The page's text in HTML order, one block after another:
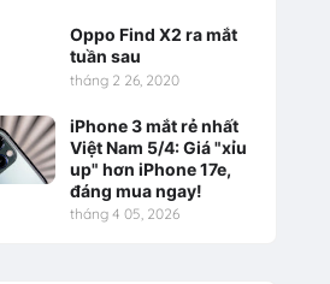
Oppo Find X2 ra mắt
tuần sau
tháng 2 26, 2020
iPhone 3 mắt rẻ nhất
Việt Nam 5/4: Giá "xỉu
up" hơn iPhone 17e,
đáng mua ngay!
tháng 4 05, 2026